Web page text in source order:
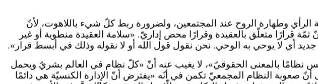
وطهارة الروح عند المجتمعين، ولضرورة ربط كلّ شيء باللاهوت، لأنّ
قرارًا متعلّق بالعقيدة وقرارًا محض إداريّ. «سلامة العقيدة منطوية أو غير
أي لا يوحي به الوحي. نحن نقول قول الله أو لا نقوله وذلك في أبسط قرار».
نظامًا بالمعنى الحقوقيّ»، لا يغيب عنه أنّ «كلّ نظام في العالم بشريّ ويحمل
صعوبة النظام المجمعيّ تكمن في أنّه «يفترض أنّ الإدارة الكنسيّة هي دائمًا